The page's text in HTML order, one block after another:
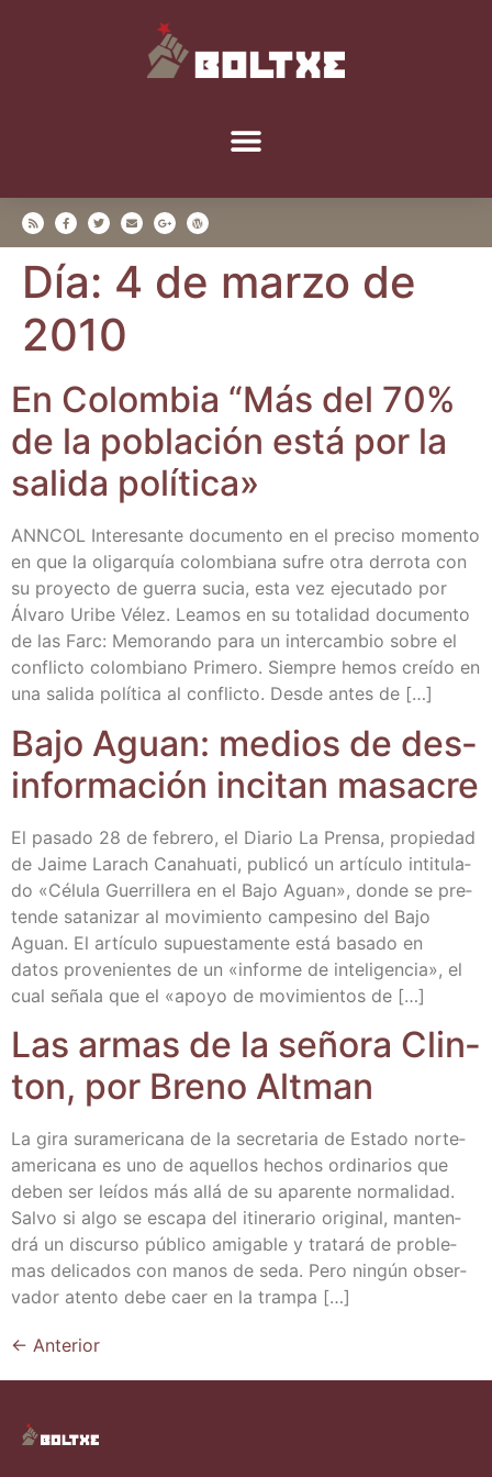
Día: 4 de marzo de
2010
En Colom­bia “Más del 70%
de la pobla­ción está por la
sali­da política»
ANNCOL Intere­san­te docu­men­to en el pre­ci­so momen­to
en que la oli­gar­quía colom­bia­na sufre otra derro­ta con
su pro­yec­to de gue­rra sucia, esta vez eje­cu­ta­do por
Álva­ro Uri­be Vélez. Lea­mos en su tota­li­dad docu­men­to
de las Farc: Memo­ran­do para un inter­cam­bio sobre el
con­flic­to colom­biano Pri­me­ro. Siem­pre hemos creí­do en
una sali­da polí­ti­ca al con­flic­to. Des­de antes de […]
Bajo Aguan: medios de des­
in­for­ma­ción inci­tan masacre
El pasa­do 28 de febre­ro, el Dia­rio La Pren­sa, pro­pie­dad
de Jai­me Larach Canahua­ti, publi­có un artícu­lo inti­tu­la­
do «Célu­la Gue­rri­lle­ra en el Bajo Aguan», don­de se pre­
ten­de sata­ni­zar al movi­mien­to cam­pe­sino del Bajo
Aguan. El artícu­lo supues­ta­men­te está basa­do en
datos pro­ve­nien­tes de un «infor­me de inte­li­gen­cia», el
cual seña­la que el «apo­yo de movi­mien­tos de […]
Las armas de la seño­ra Clin­
ton, por Breno Altman
La gira sur­ame­ri­ca­na de la secre­ta­ria de Esta­do nor­te­
ame­ri­ca­na es uno de aque­llos hechos ordi­na­rios que
deben ser leí­dos más allá de su apa­ren­te nor­ma­li­dad.
Sal­vo si algo se esca­pa del iti­ne­ra­rio ori­gi­nal, man­ten­
drá un dis­cur­so públi­co ami­ga­ble y tra­ta­rá de pro­ble­
mas deli­ca­dos con manos de seda. Pero nin­gún obser­
va­dor aten­to debe caer en la trampa […]
← Anterior